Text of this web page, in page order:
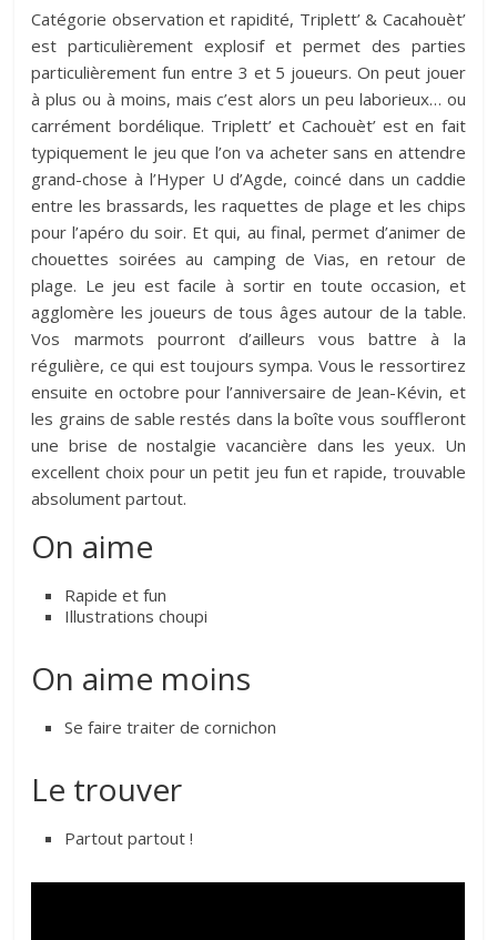
Catégorie observation et rapidité, Triplett’ & Cacahouèt’
est particulièrement explosif et permet des parties
particulièrement fun entre 3 et 5 joueurs. On peut jouer
à plus ou à moins, mais c’est alors un peu laborieux… ou
carrément bordélique. Triplett’ et Cachouèt’ est en fait
typiquement le jeu que l’on va acheter sans en attendre
grand-chose à l’Hyper U d’Agde, coincé dans un caddie
entre les brassards, les raquettes de plage et les chips
pour l’apéro du soir. Et qui, au final, permet d’animer de
chouettes soirées au camping de Vias, en retour de
plage. Le jeu est facile à sortir en toute occasion, et
agglomère les joueurs de tous âges autour de la table.
Vos marmots pourront d’ailleurs vous battre à la
régulière, ce qui est toujours sympa. Vous le ressortirez
ensuite en octobre pour l’anniversaire de Jean-Kévin, et
les grains de sable restés dans la boîte vous souffleront
une brise de nostalgie vacancière dans les yeux. Un
excellent choix pour un petit jeu fun et rapide, trouvable
absolument partout.
On aime
Rapide et fun
Illustrations choupi
On aime moins
Se faire traiter de cornichon
Le trouver
Partout partout !